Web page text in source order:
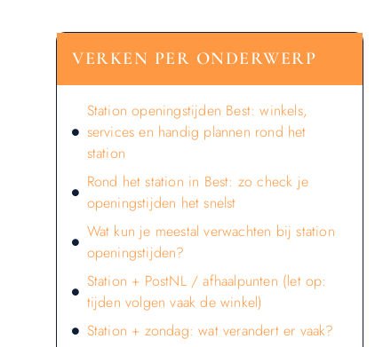
VERKEN PER ONDERWERP
Station openingstijden Best: winkels,
services en handig plannen rond het
station
Rond het station in Best: zo check je
openingstijden het snelst
Wat kun je meestal verwachten bij station
openingstijden?
Station + PostNL / afhaalpunten (let op:
tijden volgen vaak de winkel)
Station + zondag: wat verandert er vaak?